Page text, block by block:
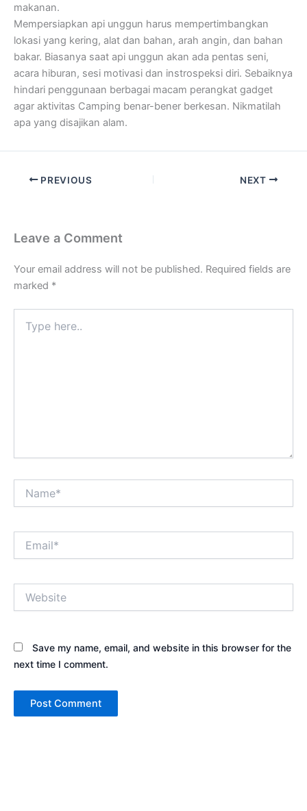
makanan.
Mempersiapkan api unggun harus mempertimbangkan
lokasi yang kering, alat dan bahan, arah angin, dan bahan
bakar. Biasanya saat api unggun akan ada pentas seni,
acara hiburan, sesi motivasi dan instrospeksi diri. Sebaiknya
hindari penggunaan berbagai macam perangkat gadget
agar aktivitas Camping benar-bener berkesan. Nikmatilah
apa yang disajikan alam.
PREVIOUS NEXT
Leave a Comment
Your email address will not be published. Required fields are
marked *
here..
Save my name, email, and website in this browser for the
next time I comment.